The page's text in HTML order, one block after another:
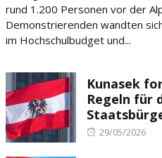
rund 1.200 Personen vor der
Demonstrierenden wandten
im Hochschulbudget und...
Kunasek
Regeln für
Posted
29/05/2026